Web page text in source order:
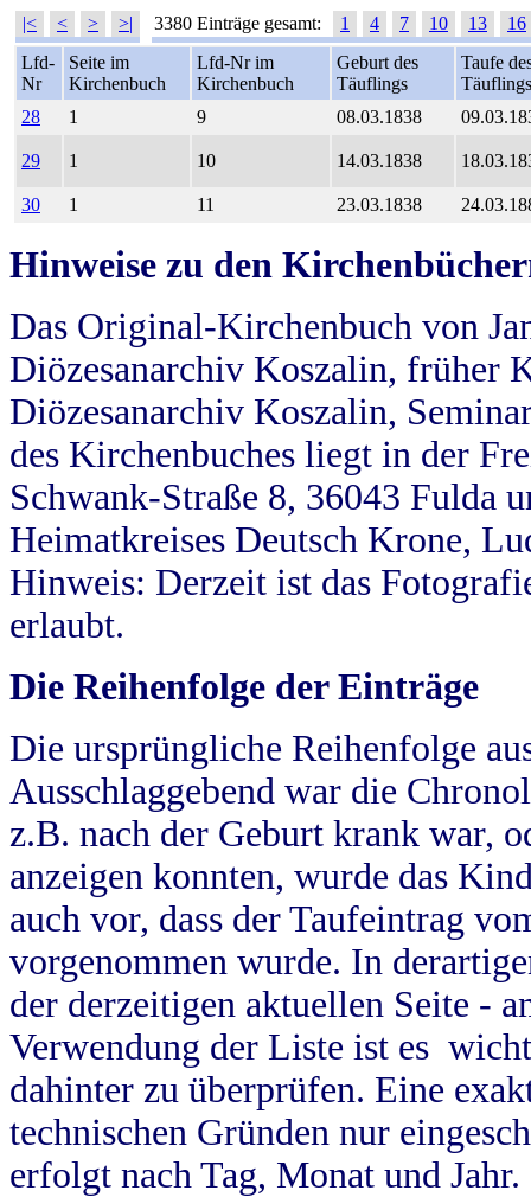
|< < > >| 3380 Einträge gesamt: 1 4 7 10 13
16
Lfd-
Nr
Seite im
Kirchenbuch
Lfd-Nr im
Kirchenbuch
Geburt des
Täuflings
Taufe
Täuflings
28
1 9 08.03.1838
29 1 10 14.03.1838
30 1 11 23.03.1838
Hinweise zu den
Das Original-Kirchenbuch von
Diözesanarchiv Koszalin, früher
Diözesanarchiv Koszalin,
des Kirchenbuches liegt in der
Schwank-Straße 8, 36043 Fulda
Heimatkreises Deutsch Krone,
Hinweis: Derzeit ist das
erlaubt.
Die Reihenfolge der Einträge
Die ursprüngliche Reihenfolge
Ausschlaggebend war die
z.B. nach der Geburt krank war,
anzeigen konnten, wurde das
auch vor, dass der Taufeintrag
vorgenommen wurde. In
der derzeitigen aktuellen Seite -
Verwendung der Liste ist es
dahinter zu überprüfen. Eine
technischen Gründen nur
erfolgt nach Tag, Monat und Jahr.